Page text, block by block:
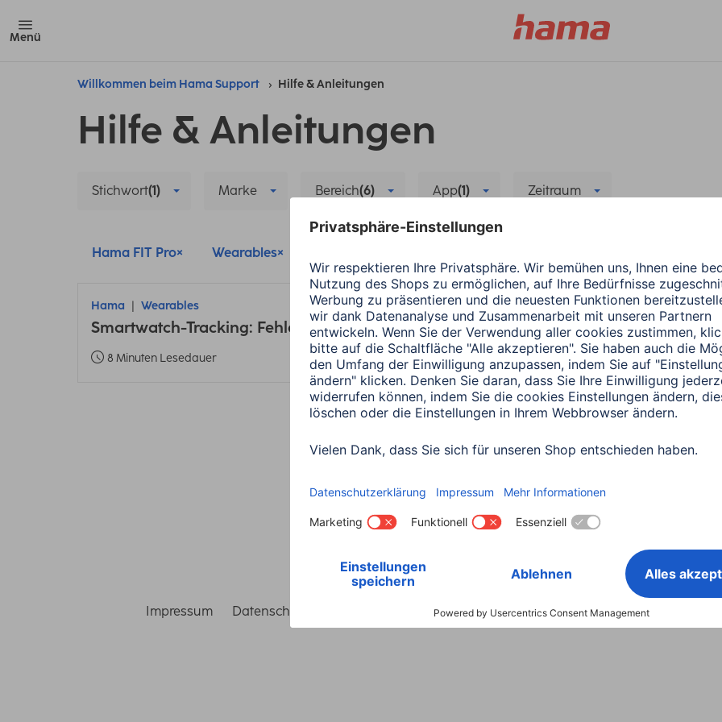
Menü
Willkommen beim Hama Support Hilfe & Anleitungen
Hilfe & Anleitungen
Stichwort(1) Marke Bereich(6) App(1) Zeitraum
Hama FIT Pro Wearables
Hama Wearables
Smartwatch-Tracking: Fehler bei Energiesparen
8 Minuten Lesedauer
Land wählen
Impressum Datenschutz Garantiebestimmungen Konformitätserklärungen